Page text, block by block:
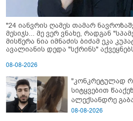
"24 იანვრის ღამეს თამარ
მესიჯს... მე ვერ ვნახე, რადგან
მისწერა ნია იმნაძის ბიძამ ეკა
ავალიანის დედა "სქრინს"
08-08-2026
"კონკრეტულად
სიტყვებით
ალექსანდრე
მიმართვას
08-08-2026